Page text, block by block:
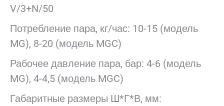
V/3+N/50
Потребление пара, кг/час: 10-15 (модель
MG), 8-20 (модель MGC)
Рабочее давление пара, бар: 4-6 (модель
MG), 4-4,5 (модель MGC)
Габаритные размеры Ш*Г*В, мм: